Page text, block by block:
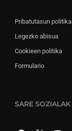
Pribatutasun politika
Legezko abisua
Cookieen politika
Formulario
SARE SOZIALAK